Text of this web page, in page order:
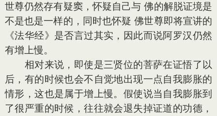
世尊仍然存有疑窦，怀疑自己与 佛的解脱证境是
不是也是一样的，同时也怀疑 佛世尊即将宣讲的
《法华经》是否言过其实，因此而说阿罗汉仍然
有增上慢。
相对来说，即使是三贤位的菩萨在证悟了以
后，有的时候也会不自觉地出现一点自我膨胀的
情形，这也是属于增上慢。假使说当自我膨胀到
了很严重的时候，往往就会退失掉证道的功德，